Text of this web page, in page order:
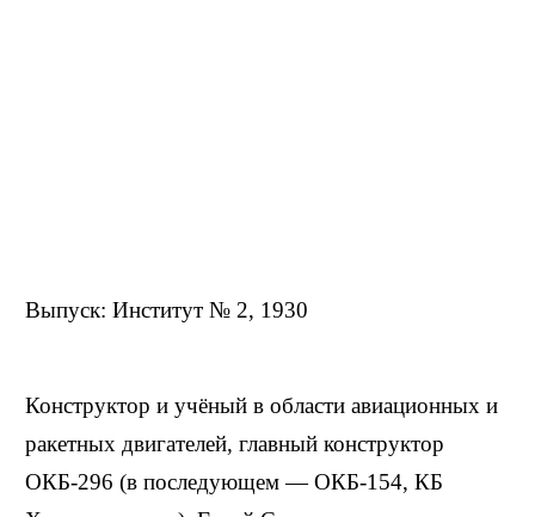
Выпуск: Институт № 2, 1930
Конструктор и учёный в области авиационных и
ракетных двигателей, главный конструктор
ОКБ-296 (в последующем — ОКБ-154, КБ